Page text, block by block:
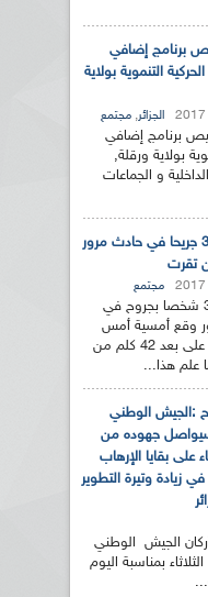
برنامج إضافي
الحركية التنموية بولاية
الجزائر, مجتمع
برنامج إضافي
بولاية ورقلة,
و الجماعات
ورقلة :37 جريحا في حادث مرور
تقرت
مجتمع
أصيب 37 شخصا بجروح في
وقع أمسية أمس
الأربعاء على الطريق الوطني رقم (3 ) على بعد 42 كلم من
علم هذا...
:الجيش الوطني
جهوده من
على بقايا الإرهاب
زيادة وتيرة التطوير
الجيش الوطني
بمناسبة اليوم